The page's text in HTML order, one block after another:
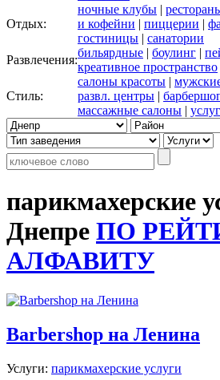
Отдых:
ночные клубы |
и кофейни | пиццерии |
гостиницы | санатории
Развлечения:
бильярдные | боулинг |
креативное пространство
Стиль:
салоны красоты |
развл. центры |
массажные салоны |
парикмахерские
Днепре ПО
АЛФАВИТУ
Barbershop на Ленина
Услуги: парикмахерские услуги